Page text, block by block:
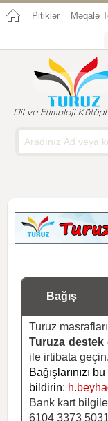
Pitiklər Məqalə
Bağış
Turuz
Turuza destek
ile irtibata geçin.
Bağışlarınızı
bildirin:
Bank kart
6104 3373